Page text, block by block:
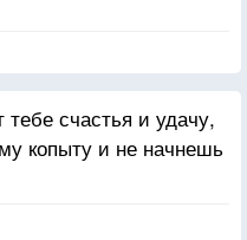
тебе счастья и удачу,
копыту и не начнешь